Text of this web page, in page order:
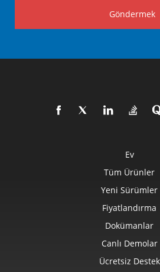
Göndermek
Ev
Tüm Ürünler
Yeni Sürümler
Fiyatlandırma
Dokümanlar
Canlı Demolar
Ücretsiz Destek